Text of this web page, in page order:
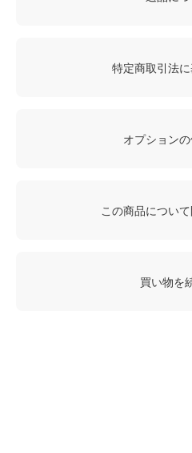
特定商取引法
オプション
この商品につい
買い物を